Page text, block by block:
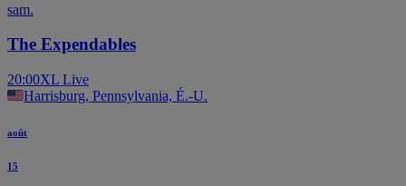
sam.
The Expendables
20:00XL Live
Harrisburg, Pennsylvania, É.-U.
août
15